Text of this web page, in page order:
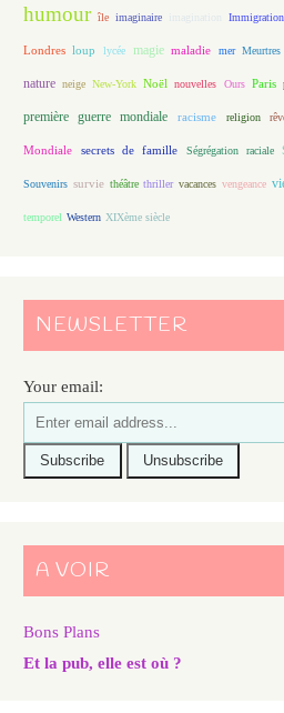
humour île imaginaire imagination Immigration
Londres loup lycée magie maladie mer Meurtres
nature neige New-York Noël nouvelles Ours Paris
première guerre mondiale racisme religion
Mondiale secrets de famille Ségrégation raciale
Souvenirs survie théâtre thriller vacances vengeance
temporel Western XIXème siècle
NEWSLETTER
Your email:
A VOIR
Bons Plans
Et la pub, elle est où ?